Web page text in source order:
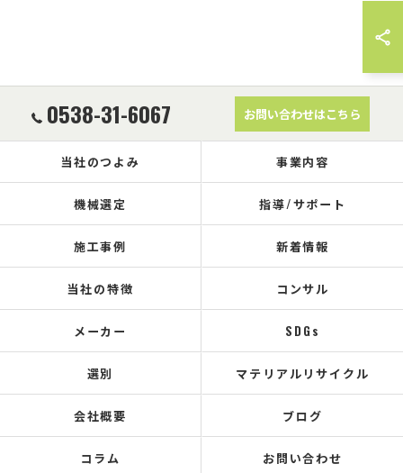
0538-31-6067 お問い合わせはこちら
当社のつよみ 事業内容
機械選定 指導/サポート
施工事例 新着情報
当社の特徴 コンサル
メーカー SDGs
選別 マテリアルリサイクル
会社概要 ブログ
コラム お問い合わせ